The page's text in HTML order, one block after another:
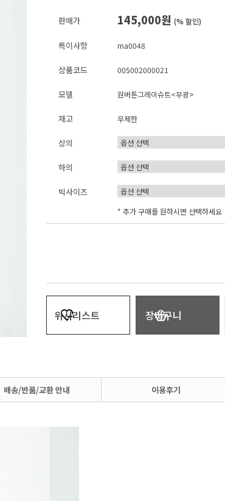
판매가 145,000원 (% 할인)
특이사항 ma0048
상품코드 005002000021
모델 원버튼그레이슈트<무광>
재고 무제한
상의
하의
빅사이즈
* 추가 구매를 원하시면 선택하세요
위시리스트 장바구니
배송/반품/교환 안내 이용후기